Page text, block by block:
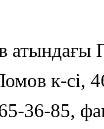
к-сі,
36-85,